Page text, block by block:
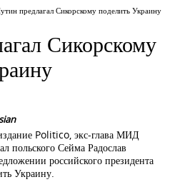
предлагал Сикорскому поделить Украину
Сикорскому
Politico, экс-глава МИД
Сейма Радослав
российского президента
Украину.